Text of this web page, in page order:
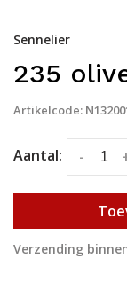
Sennelier
235
Artikelcode:
Aantal: -
Verzending